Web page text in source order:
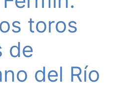
toros
de
del Río